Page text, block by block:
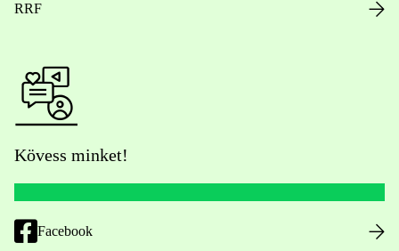
RRF
Kövess minket!
Facebook